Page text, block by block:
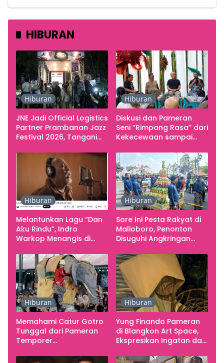
HIBURAN
Hiburan
JNE Jadi Official Logistics
Partner Prambanan Jazz
Festival 2026, Tangani
Kebutuhan Konser
Hiburan
Diskusi dan Pameran
Seni “Rimpang Rasa” dari
Kekecewaan sampai
Yogyakarta sebagai
Pusat Pergerakan Seni
Rupa Indonesia
Hiburan
Melantunkan Lagu “Dan
Aku Rindu”, Indro
Warkop Menangis di
Hiburan
Sore Ini Pesta Rakyat di
Malioboro, Penonton
Disuguhi Angkringan
Hiburan
Memahami Catur Gotro
Tunggal dari Pameran
Temporer
Hiburan
Yung Finando Pameran
di Blangkon Art Space,
Ekspresikan Ingatan dan